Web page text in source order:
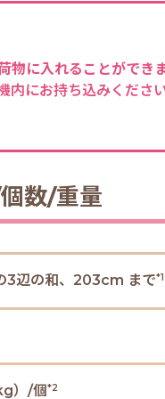
物に入れることができ
にお持ち込みください
数/重量
3辺の和、203cm まで*1
）/個*2